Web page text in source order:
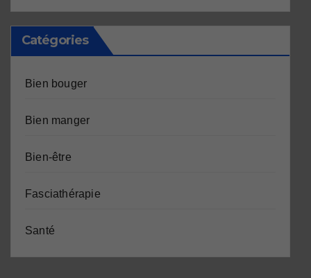
Catégories
Bien bouger
Bien manger
Bien-être
Fasciathérapie
Santé